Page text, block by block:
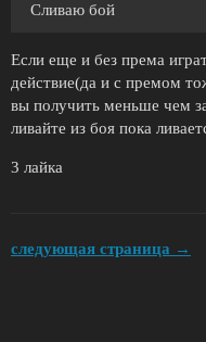
Сливаю бой
Если еще и без према
действие(да и с премом
вы получить меньше чем
ливайте из боя пока
3 лайка
следующая страница →